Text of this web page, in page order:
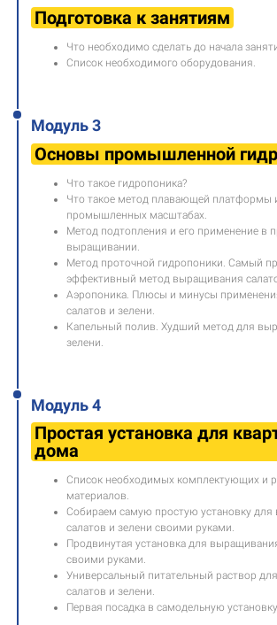
Подготовка к занятиям
Что необходимо сделать до начала
Список необходимого оборудования.
Модуль 3
Основы промышленной
Что такое гидропоника?
Что такое метод плавающей платформы
промышленных масштабах.
Метод подтопления и его применение
выращивании.
Метод проточной гидропоники. Самый
эффективный метод выращивания
Аэропоника. Плюсы и минусы
салатов и зелени.
Капельный полив. Худший метод для
зелени.
Модуль 4
Простая установка для
дома
Список необходимых комплектующих и
материалов.
Собираем самую простую установку
салатов и зелени своими руками.
Продвинутая установка для
своими руками.
Универсальный питательный раствор
салатов и зелени.
Первая посадка в самодельную